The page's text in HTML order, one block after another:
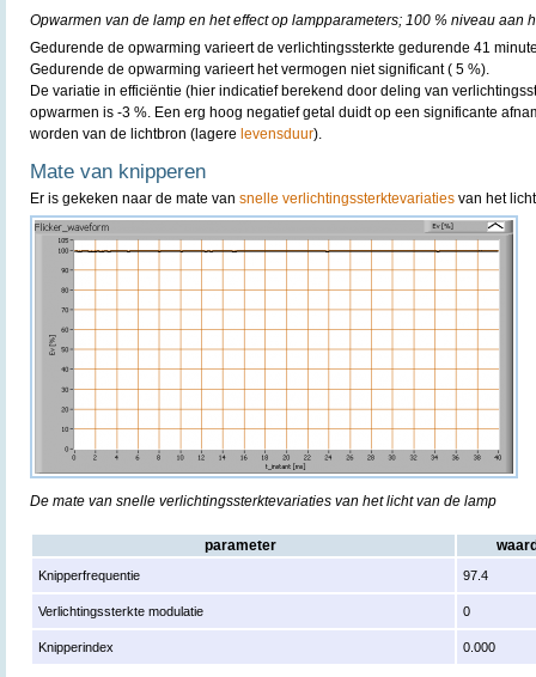
Opwarmen van de lamp en het effect op lampparameters; 100 % niveau aan
Gedurende de opwarming varieert de verlichtingssterkte gedurende 41
Gedurende de opwarming varieert het vermogen niet significant ( 5 %).
De variatie in efficiëntie (hier indicatief berekend door deling van
opwarmen is -3 %. Een erg hoog negatief getal duidt op een significante
worden van de lichtbron (lagere levensduur).
Mate van knipperen
Er is gekeken naar de mate van snelle verlichtingssterktevariaties van het
De mate van snelle verlichtingssterktevariaties van het licht van de lamp
parameter
Knipperfrequentie 97.4
Verlichtingssterkte modulatie 0
Knipperindex 0.000